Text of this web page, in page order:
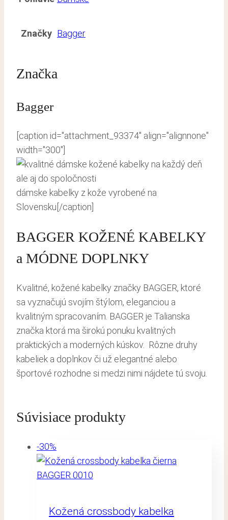
Značky Bagger
Značka
Bagger
[caption id="attachment_93374" align="alignnone"
width="300"]
dámske kabelky z kože vyrobené na
Slovensku[/caption]
BAGGER KOŽENÉ KABELKY
a MÓDNE DOPLNKY
Kvalitné, kožené kabelky značky BAGGER, ktoré
sa vyznačujú svojím štýlom, eleganciou a
kvalitným spracovaním. BAGGER je Talianska
značka ktorá ma širokú ponuku kvalitných
praktických a moderných kúskov. Rôzne druhy
kabeliek a doplnkov či už elegantné alebo
športové rozhodne si medzi nimi nájdete tú svoju.
Súvisiace produkty
-30%
Kožená crossbody kabelka